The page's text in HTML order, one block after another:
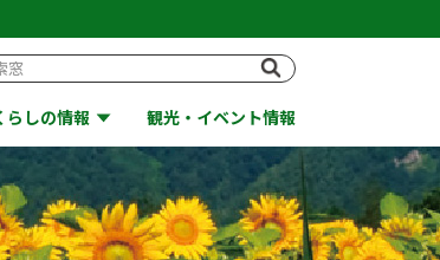
らしの情報 観光・イベント情報